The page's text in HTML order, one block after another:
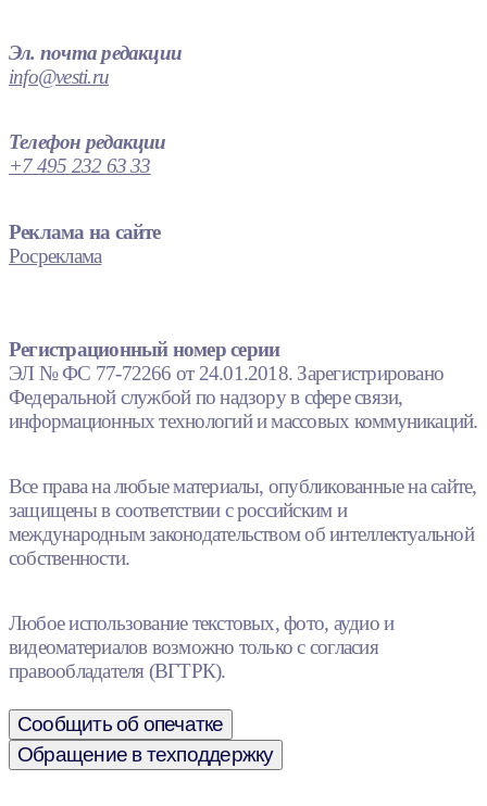
Эл. почта редакции
info@vesti.ru
Телефон редакции
+7 495 232 63 33
Реклама на сайте
Росреклама
Регистрационный номер серии
ЭЛ № ФС 77-72266 от 24.01.2018. Зарегистрировано
Федеральной службой по надзору в сфере связи,
информационных технологий и массовых коммуникаций.
Все права на любые материалы, опубликованные на сайте,
защищены в соответствии с российским и
международным законодательством об интеллектуальной
собственности.
Любое использование текстовых, фото, аудио и
видеоматериалов возможно только с согласия
правообладателя (ВГТРК).
Сообщить об опечатке
Обращение в техподдержку